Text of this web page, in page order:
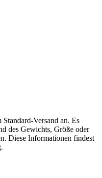
Versand an. Es
des Gewichts, Größe oder
Diese Informationen findest